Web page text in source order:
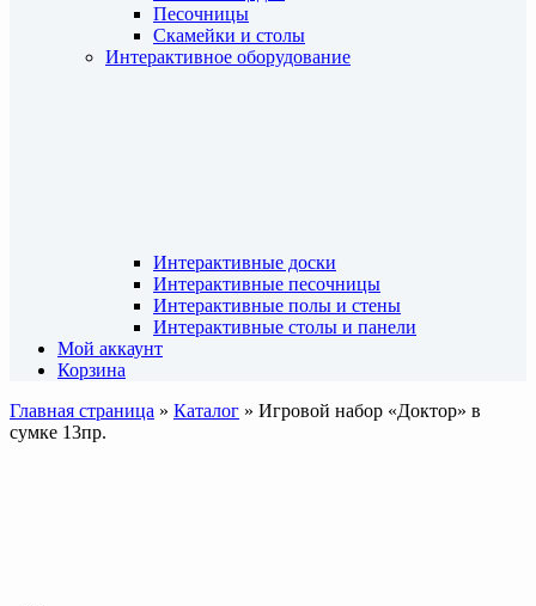
Песочницы
Скамейки и столы
Интерактивное оборудование
Интерактивные доски
Интерактивные песочницы
Интерактивные полы и стены
Интерактивные столы и панели
Мой аккаунт
Корзина
Главная страница » Каталог » Игровой набор «Доктор» в
сумке 13пр.